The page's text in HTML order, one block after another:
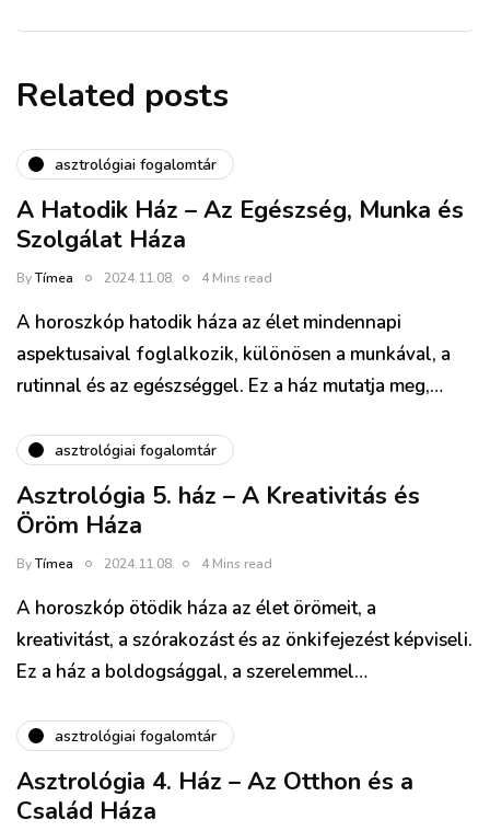
Related posts
asztrológiai fogalomtár
A Hatodik Ház – Az Egészség, Munka és
Szolgálat Háza
ByTímea 2024.11.08. 4 Mins read
A horoszkóp hatodik háza az élet mindennapi
aspektusaival foglalkozik, különösen a munkával, a
rutinnal és az egészséggel. Ez a ház mutatja meg,…
asztrológiai fogalomtár
Asztrológia 5. ház – A Kreativitás és
Öröm Háza
ByTímea 2024.11.08. 4 Mins read
A horoszkóp ötödik háza az élet örömeit, a
kreativitást, a szórakozást és az önkifejezést képviseli.
Ez a ház a boldogsággal, a szerelemmel…
asztrológiai fogalomtár
Asztrológia 4. Ház – Az Otthon és a
Család Háza